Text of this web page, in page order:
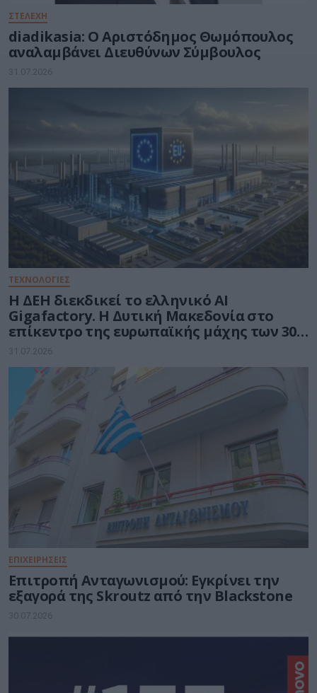
ΣΤΕΛΕΧΗ
diadikasia: Ο Αριστόδημος Θωμόπουλος
αναλαμβάνει Διευθύνων Σύμβουλος
31.07.2026
ΤΕΧΝΟΛΟΓΙΕΣ
Η ΔΕΗ διεκδικεί το ελληνικό AI
Gigafactory. Η Δυτική Μακεδονία στο
επίκεντρο της ευρωπαϊκής μάχης των 30
δισ. ευρώ για την Τεχνητή Νοημοσύνη
31.07.2026
ΕΠΙΧΕΙΡΗΣΕΙΣ
Επιτροπή Ανταγωνισμού: Εγκρίνει την
εξαγορά της Skroutz από την Blackstone
30.07.2026